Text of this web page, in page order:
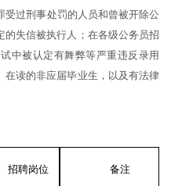
受过刑事处罚的人员和曾被开除公
失信被执行人；在各级公务员招
中被认定有舞弊等严重违反录用
在读的非应届毕业生，以及有法律
招聘岗位 备注